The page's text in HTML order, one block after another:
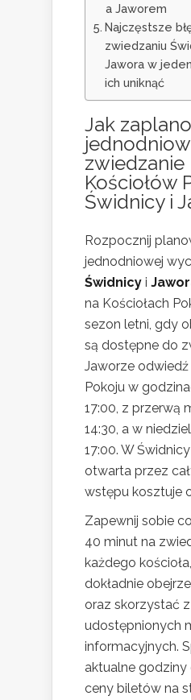
a Jaworem
Najczęstsze
zwiedzaniu
Jawora w
ich uniknąć
Jak
zwiedzanie
Kościołów
Świdnicy i
Rozpocznij
jednodniowej
Świdnicy i
na Kościołach
sezon letni, gdy
są dostępne do
Jaworze odwiedź
Pokoju w
17:00, z przerwą
14:30, a w
17:00. W
otwarta przez
wstępu kosztuje
Zapewnij sobie
40 minut na
każdego
dokładnie
oraz skorzystać z
udostępnionych
informacyjnych.
aktualne
ceny biletów na